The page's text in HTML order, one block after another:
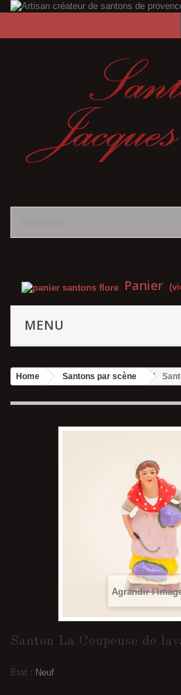
Panier
MENU
Home Santons par scène
Agrandir
Santon La Coupeuse de
État : Neuf